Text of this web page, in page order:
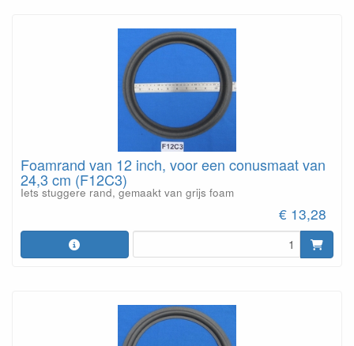
Foamrand van 12 inch, voor een conusmaat van
24,3 cm (F12C3)
Iets stuggere rand, gemaakt van grijs foam
€ 13,28